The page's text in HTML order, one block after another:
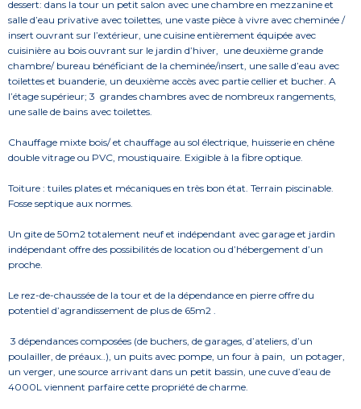
dessert: dans la tour un petit salon avec une chambre en mezzanine et
salle d’eau privative avec toilettes, une vaste pièce à vivre avec cheminée /
insert ouvrant sur l’extérieur, une cuisine entièrement équipée avec
cuisinière au bois ouvrant sur le jardin d’hiver,
une deuxième grande
chambre/ bureau bénéficiant de la cheminée/insert, une salle d’eau avec
toilettes et buanderie, un deuxième accès avec partie cellier et bucher. A
l’étage supérieur; 3 grandes chambres avec de nombreux rangements,
une salle de bains avec toilettes.
Chauffage mixte bois/ et chauffage au sol électrique, huisserie en chêne
double vitrage ou PVC, moustiquaire. Exigible à la fibre optique.
Toiture : tuiles plates et mécaniques en très bon état. Terrain piscinable.
Fosse septique aux normes.
Un gite de 50m2 totalement neuf et indépendant avec garage et jardin
indépendant offre des possibilités de location ou d’hébergement d’un
proche.
Le rez-de-chaussée de la tour et de la dépendance en pierre offre du
potentiel d’agrandissement de plus de 65m2 .
3 dépendances composées (de buchers, de garages, d’ateliers, d’un
poulailler, de préaux..), un puits avec pompe, un four à pain,
un potager,
un verger, une source arrivant dans un petit bassin, une cuve d’eau de
4000L viennent parfaire cette propriété de charme.